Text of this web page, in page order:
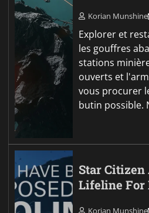
Korian Munshine
Explorer et
les gouffres
stations
ouverts et
vous procurer
butin possible.
Star Citizen
Lifeline For
Korian Munshine